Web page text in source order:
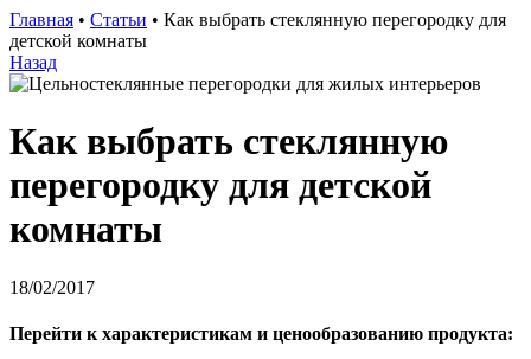
Главная • Статьи • Как выбрать стеклянную перегородку для
детской комнаты
Назад
Как выбрать стеклянную
перегородку для детской
комнаты
18/02/2017
Перейти к характеристикам и ценообразованию продукта: